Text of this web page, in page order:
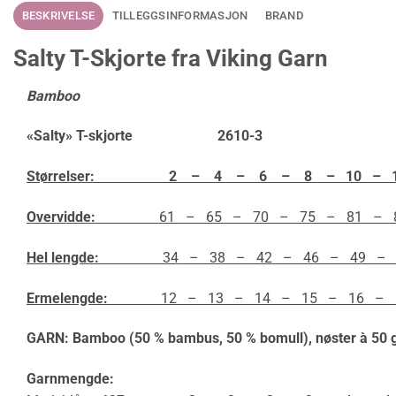
BESKRIVELSE TILLEGGSINFORMASJON BRAND
Salty T-Skjorte fra Viking Garn
Bamboo
«Salty» T-skjorte 2610-3
Størrelser: 2 – 4 – 6 – 8 – 10 –
Overvidde: 61 – 65 – 70 – 75 – 81 –
Hel lengde: 34 – 38 – 42 – 46 – 49 –
Ermelengde: 12 – 13 – 14 – 15 – 16 –
GARN: Bamboo (50 % bambus, 50 % bomull), nøster à 50
Garnmengde: